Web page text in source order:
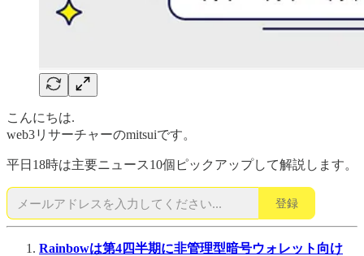
こんにちは.
web3リサーチャーのmitsuiです。
平日18時は主要ニュース10個ピックアップして解説します。
登録
Rainbowは第4四半期に非管理型暗号ウォレット向け